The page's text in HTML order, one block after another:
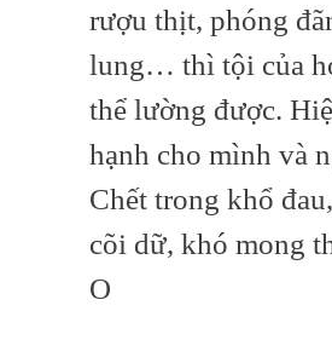
rượu thịt, phóng
lung… thì tội của
thể lường được.
hạnh cho mình và
Chết trong khổ
cõi dữ, khó mong
O